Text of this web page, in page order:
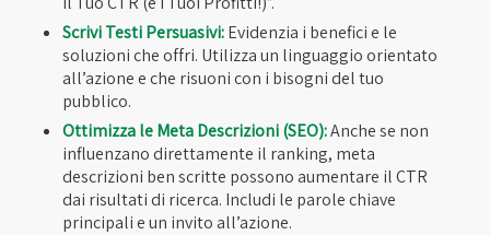
Scrivi Testi Persuasivi:Evidenzia i benefici e le
soluzioni che offri. Utilizza un linguaggio orientato
all’azione e che risuoni con i bisogni del tuo
pubblico.
Ottimizza le Meta Descrizioni (SEO):Anche se non
influenzano direttamente il ranking, meta
descrizioni ben scritte possono aumentare il CTR
dai risultati di ricerca. Includi le parole chiave
principali e un invito all’azione.